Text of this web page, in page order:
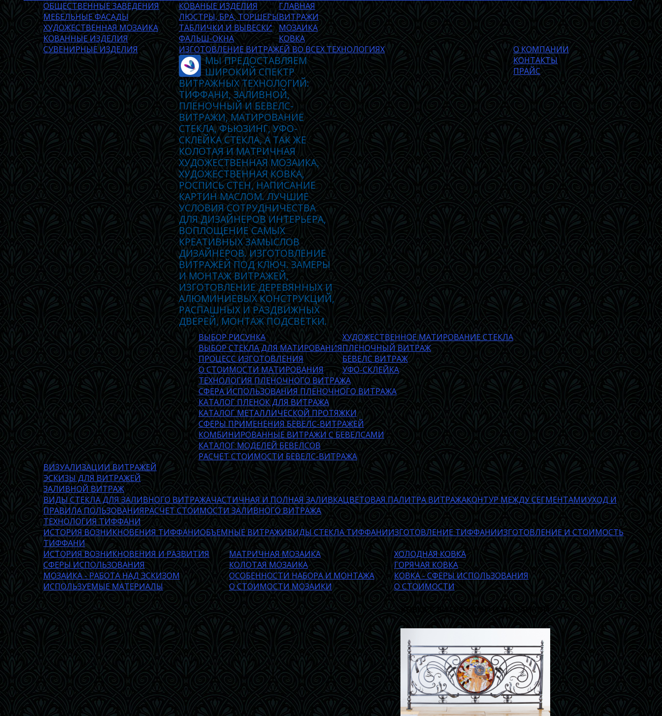
ОБЩЕСТВЕННЫЕ ЗАВЕДЕНИЯ
МЕБЕЛЬНЫЕ ФАСАДЫ
ХУДОЖЕСТВЕННАЯ МОЗАИКА
КОВАННЫЕ ИЗДЕЛИЯ
СУВЕНИРНЫЕ ИЗДЕЛИЯ
КОВАНЫЕ ИЗДЕЛИЯ
ЛЮСТРЫ, БРА, ТОРШЕРЫ
ТАБЛИЧКИ И ВЫВЕСКИ
ФАЛЬШ-ОКНА
ГЛАВНАЯ
ВИТРАЖИ
ИЗГОТОВЛЕНИЕ ВИТРАЖЕЙ ВО ВСЕХ ТЕХНОЛОГИЯХ
МЫ ПРЕДОСТАВЛЯЕМ
ШИРОКИЙ СПЕКТР
ВИТРАЖНЫХ ТЕХНОЛОГИЙ:
ТИФФАНИ, ЗАЛИВНОЙ,
ПЛЁНОЧНЫЙ И БЕВЕЛС-
ВИТРАЖИ, МАТИРОВАНИЕ
СТЕКЛА, ФЬЮЗИНГ, УФО-
СКЛЕЙКА СТЕКЛА, А ТАК ЖЕ
КОЛОТАЯ И МАТРИЧНАЯ
ХУДОЖЕСТВЕННАЯ МОЗАИКА,
ХУДОЖЕСТВЕННАЯ КОВКА,
РОСПИСЬ СТЕН, НАПИСАНИЕ
КАРТИН МАСЛОМ. ЛУЧШИЕ
УСЛОВИЯ СОТРУДНИЧЕСТВА
ДЛЯ ДИЗАЙНЕРОВ ИНТЕРЬЕРА,
ВОПЛОЩЕНИЕ САМЫХ
КРЕАТИВНЫХ ЗАМЫСЛОВ
ДИЗАЙНЕРОВ. ИЗГОТОВЛЕНИЕ
ВИТРАЖЕЙ ПОД КЛЮЧ. ЗАМЕРЫ
И МОНТАЖ ВИТРАЖЕЙ,
ИЗГОТОВЛЕНИЕ ДЕРЕВЯННЫХ И
АЛЮМИНИЕВЫХ КОНСТРУКЦИЙ,
РАСПАШНЫХ И РАЗДВИЖНЫХ
ДВЕРЕЙ, МОНТАЖ ПОДСВЕТКИ.
ХУДОЖЕСТВЕННОЕ МАТИРОВАНИЕ СТЕКЛА
ВЫБОР РИСУНКА
ВЫБОР СТЕКЛА ДЛЯ МАТИРОВАНИЯ
ПРОЦЕСС ИЗГОТОВЛЕНИЯ
О СТОИМОСТИ МАТИРОВАНИЯ
ПЛЕНОЧНЫЙ ВИТРАЖ
ТЕХНОЛОГИЯ ПЛЕНОЧНОГО ВИТРАЖА
СФЕРА ИСПОЛЬЗОВАНИЯ ПЛЕНОЧНОГО ВИТРАЖА
КАТАЛОГ ПЛЕНОК ДЛЯ ВИТРАЖА
КАТАЛОГ МЕТАЛЛИЧЕСКОЙ ПРОТЯЖКИ
БЕВЕЛС ВИТРАЖ
СФЕРЫ ПРИМЕНЕНИЯ БЕВЕЛС-ВИТРАЖЕЙ
КОМБИНИРОВАННЫЕ ВИТРАЖИ С БЕВЕЛСАМИ
КАТАЛОГ МОДЕЛЕЙ БЕВЕЛСОВ
РАСЧЕТ СТОИМОСТИ БЕВЕЛС-ВИТРАЖА
УФО-СКЛЕЙКА
ВИЗУАЛИЗАЦИИ ВИТРАЖЕЙ
ЭСКИЗЫ ДЛЯ ВИТРАЖЕЙ
ЗАЛИВНОЙ ВИТРАЖ
ВИДЫ СТЕКЛА ДЛЯ ЗАЛИВНОГО ВИТРАЖАЧАСТИЧНАЯ И ПОЛНАЯ ЗАЛИВКАЦВЕТОВАЯ ПАЛИТРА ВИТРАЖАКОНТУР МЕЖДУ СЕГМЕНТАМИУХОД И
ПРАВИЛА ПОЛЬЗОВАНИЯРАСЧЕТ СТОИМОСТИ ЗАЛИВНОГО ВИТРАЖА
ТЕХНОЛОГИЯ ТИФФАНИ
ИСТОРИЯ ВОЗНИКНОВЕНИЯ ТИФФАНИОБЪЕМНЫЕ ВИТРАЖИВИДЫ СТЕКЛА ТИФФАНИИЗГОТОВЛЕНИЕ ТИФФАНИИЗГОТОВЛЕНИЕ И СТОИМОСТЬ
ТИФФАНИ
МОЗАИКА
ИСТОРИЯ ВОЗНИКНОВЕНИЯ И РАЗВИТИЯ
СФЕРЫ ИСПОЛЬЗОВАНИЯ
МОЗАИКА - РАБОТА НАД ЭСКИЗОМ
ИСПОЛЬЗУЕМЫЕ МАТЕРИАЛЫ
МАТРИЧНАЯ МОЗАИКА
КОЛОТАЯ МОЗАИКА
ОСОБЕННОСТИ НАБОРА И МОНТАЖА
О СТОИМОСТИ МОЗАИКИ
КОВКА
ХОЛОДНАЯ КОВКА
ГОРЯЧАЯ КОВКА
КОВКА - СФЕРЫ ИСПОЛЬЗОВАНИЯ
О СТОИМОСТИ
КОВКА С ВИТРАЖАМИ И МОЗАИКОЙ
О КОМПАНИИ
КОНТАКТЫ
ПРАЙС